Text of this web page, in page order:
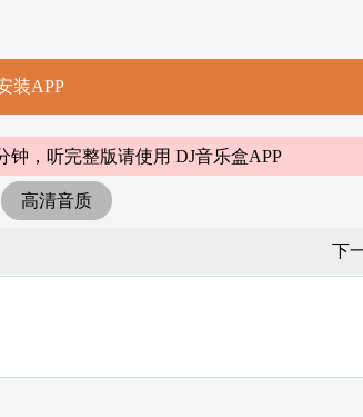
装APP
，听完整版请使用 DJ音乐盒APP
高清音质
下